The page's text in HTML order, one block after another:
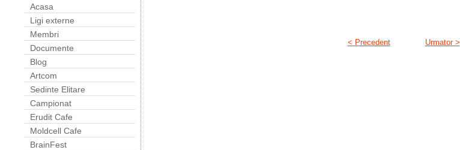
Acasa
Ligi externe
Membri
Documente
Blog
Artcom
Sedinte Elitare
Campionat
Erudit Cafe
Moldcell Cafe
BrainFest
< Precedent Urmator >